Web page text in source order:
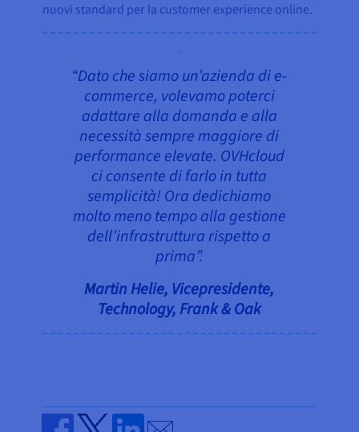
nuovi standard per la customer experience online.
“Dato che siamo un’azienda di e-
commerce, volevamo poterci
adattare alla domanda e alla
necessità sempre maggiore di
performance elevate. OVHcloud
ci consente di farlo in tutta
semplicità! Ora dedichiamo
molto meno tempo alla gestione
dell’infrastruttura rispetto a
prima”.
Martin Helie, Vicepresidente,
Technology, Frank & Oak
Send by email